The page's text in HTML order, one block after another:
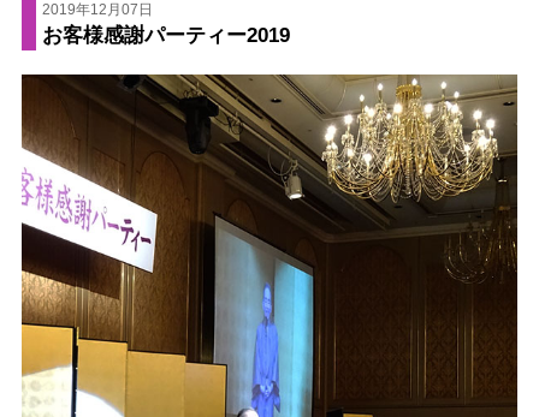
2019年12月07日
お客様感謝パーティー2019